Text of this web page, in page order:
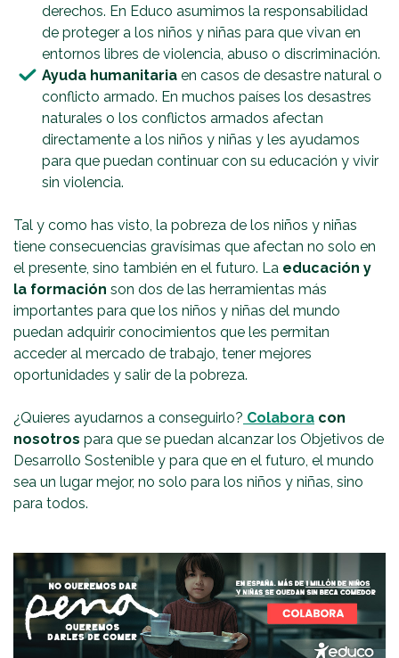
derechos. En Educo asumimos la responsabilidad
de proteger a los niños y niñas para que vivan en
entornos libres de violencia, abuso o discriminación.
Ayuda humanitaria en casos de desastre natural o
conflicto armado. En muchos países los desastres
naturales o los conflictos armados afectan
directamente a los niños y niñas y les ayudamos
para que puedan continuar con su educación y vivir
sin violencia.
Tal y como has visto, la pobreza de los niños y niñas
tiene consecuencias gravísimas que afectan no solo en
el presente, sino también en el futuro. La educación y
la formación son dos de las herramientas más
importantes para que los niños y niñas del mundo
puedan adquirir conocimientos que les permitan
acceder al mercado de trabajo, tener mejores
oportunidades y salir de la pobreza.
¿Quieres ayudarnos a conseguirlo? Colabora con
nosotros para que se puedan alcanzar los Objetivos de
Desarrollo Sostenible y para que en el futuro, el mundo
sea un lugar mejor, no solo para los niños y niñas, sino
para todos.